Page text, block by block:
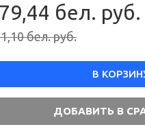
бел. руб.
бел. руб.
В